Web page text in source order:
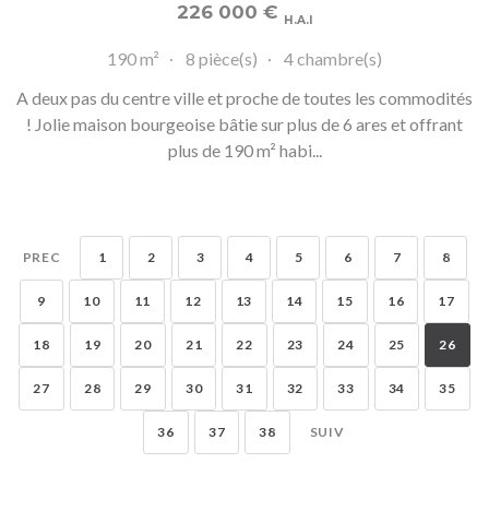
226 000 € H.A.I
190 m² 8 pièce(s)
4 chambre(s)
A deux pas du centre ville et proche de toutes les commodités
! Jolie maison bourgeoise bâtie sur plus de 6 ares et offrant
plus de 190 m² habi...
PREC 1 2 3 4 5 6 7 8
9 10 11 12 13 14 15 16 17
18 19 20 21 22 23 24 25 26
27 28 29 30 31 32 33 34 35
36 37 38 SUIV